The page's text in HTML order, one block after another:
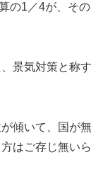
の1／4が、その
景気対策と称す
傾いて、国が無
はご存じ無いら